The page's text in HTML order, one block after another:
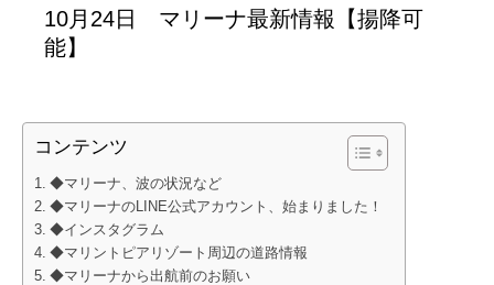
10月24日 マリーナ最新情報【揚降可
能】
コンテンツ
◆マリーナ、波の状況など
◆マリーナのLINE公式アカウント、始まりました！
◆インスタグラム
◆マリントピアリゾート周辺の道路情報
◆マリーナから出航前のお願い